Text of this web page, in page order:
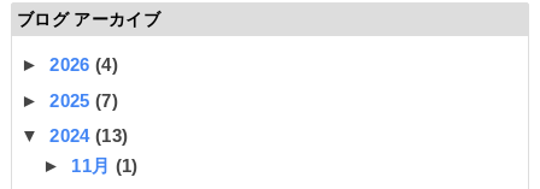
ブログ アーカイブ
►2026(4)
►2025(7)
▼2024(13)
► 11月 (1)